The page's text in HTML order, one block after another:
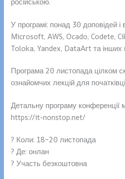
У програмі: понад 30 доповідей і
Microsoft, AWS, Ocado, Codete,
Toloka, Yandex, DataArt та інших
Програма 20 листопада цілком
ознайомчих лекцій для
Детальну програму конференції
https://it-nonstop.net/
? Коли: 18–20 листопада
? Де: онлан
? Участь безкоштовна